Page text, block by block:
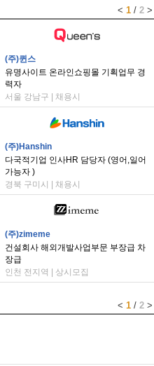
< 1 / 2 >
(주)퀸스
유명사이트 온라인쇼핑몰 기획업무 경
력자
서울 강남구 | 채용시
(주)Hanshin
다국적기업 인사HR 담당자 (영어,일어
가능자 )
경북 구미시 | 채용시
(주)zimeme
건설회사 해외개발사업부문 부장급 차
장급
인천 전지역 | 상시모집
< 1 / 2 >